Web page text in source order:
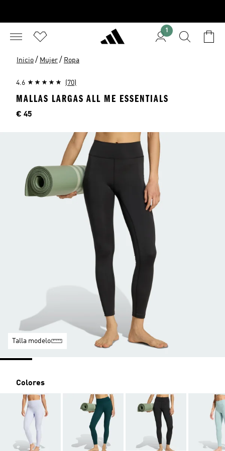
1
Inicio / Mujer / Ropa
4.6 (70)
MALLAS LARGAS ALL ME ESSENTIALS
Precio
€ 45
Talla modelo
Colores